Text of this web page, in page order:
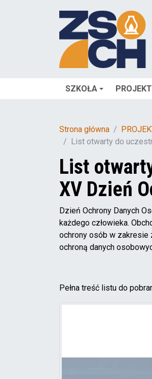
SZKOŁA
Strona główna
List otwarty do
List
XV Dzień
Dzień Ochrony Danych
każdego człowieka.
ochrony osób w zakresie
ochroną danych
Pełna treść listu do